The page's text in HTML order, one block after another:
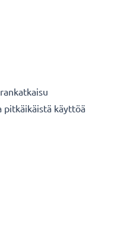
pitkäikäistä käyttöä